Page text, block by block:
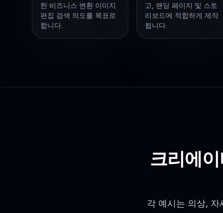
한 비즈니스 변환 이미지
편집 검색 의도를 목표로
합니다.
고, 랜딩 페이지 및 스토
리보드에 적합하게 제작
됩니다.
크리에
각 예시는 의상,